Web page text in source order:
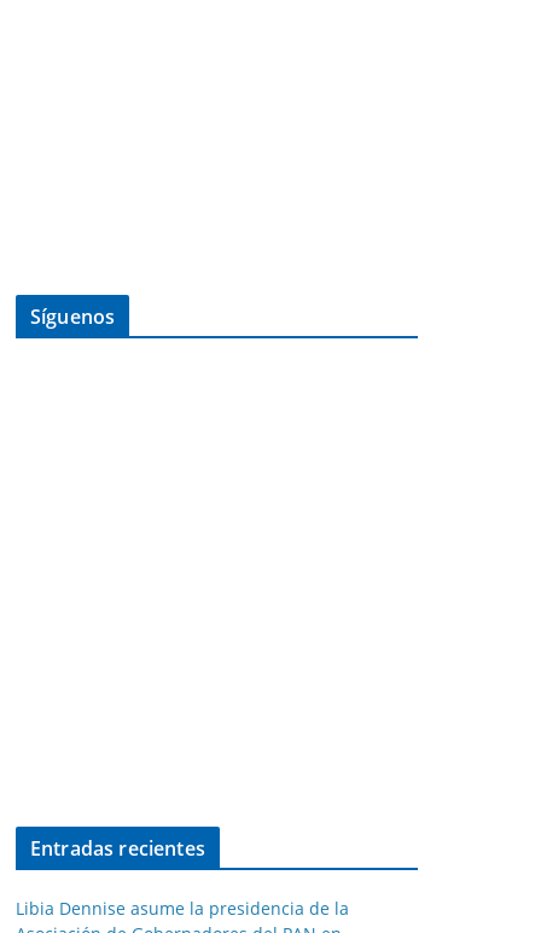
Síguenos
Entradas recientes
Libia Dennise asume la presidencia de la